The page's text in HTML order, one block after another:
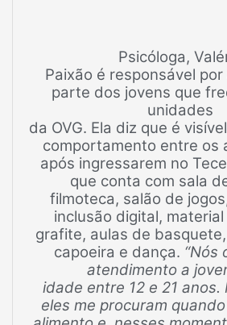
Psicóloga,
Paixão é responsável
parte dos jovens que
unidades
da OVG. Ela diz que é
comportamento entre os
após ingressarem no
que conta com sala
filmoteca, salão de
inclusão digital,
grafite, aulas de
capoeira e dança. “Nós
atendimento a
idade entre 12 e 21 anos.
eles me procuram